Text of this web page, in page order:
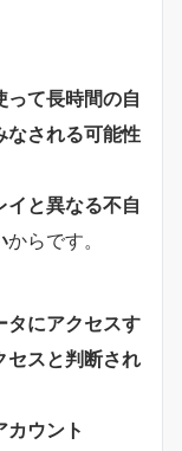
って長時間の自
なされる可能性
イと異なる不自
からです。
タにアクセスす
セスと判断され
カウント